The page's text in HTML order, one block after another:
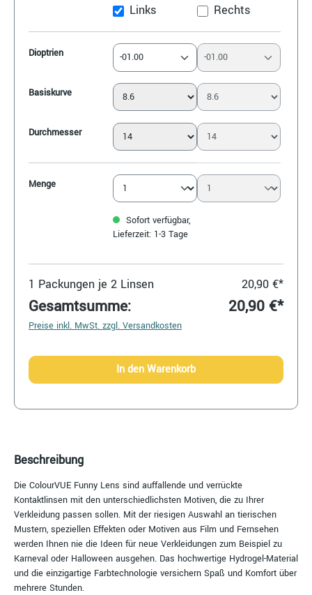
Beschreibung
Die ColourVUE Funny Lens sind auffallende und verrückte
Kontaktlinsen mit den unterschiedlichsten Motiven, die zu Ihrer
Verkleidung passen sollen. Mit der riesigen Auswahl an tierischen
Mustern, speziellen Effekten oder Motiven aus Film und Fernsehen
werden Ihnen nie die Ideen für neue Verkleidungen zum Beispiel zu
Karneval oder Halloween ausgehen. Das hochwertige Hydrogel-Material
und die einzigartige Farbtechnologie versichern Spaß und Komfort über
mehrere Stunden.
Dioptrien
Basiskurve
Durchmesser
Menge
Links
-01.00
Sofort verfügbar,
Lieferzeit: 1-3 Tage
Rechts
-01.00
1 Packungen je 2 Linsen 20,90 €*
Gesamtsumme: 20,90 €*
Preise inkl. MwSt. zzgl. Versandkosten
In den Warenkorb